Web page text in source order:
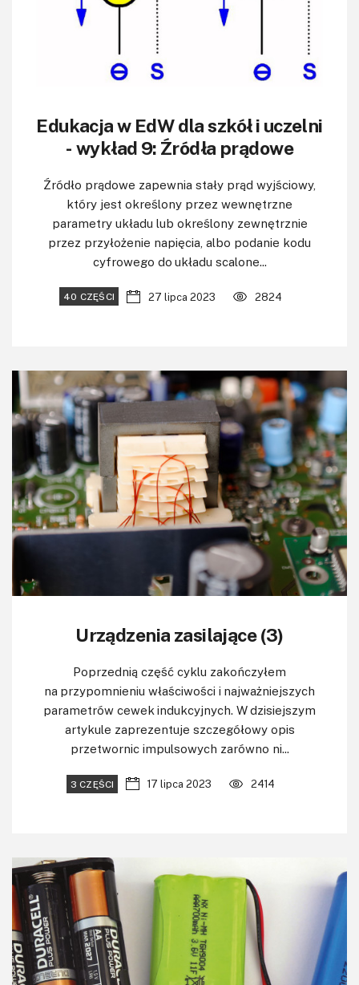
Edukacja w EdW dla szkół i uczelni
- wykład 9: Źródła prądowe
Źródło prądowe zapewnia stały prąd wyjściowy,
który jest określony przez wewnętrzne
parametry układu lub określony zewnętrznie
przez przyłożenie napięcia, albo podanie kodu
cyfrowego do układu scalone...
40 CZĘŚCI 27 lipca 2023 2824
Urządzenia zasilające (3)
Poprzednią część cyklu zakończyłem
na przypomnieniu właściwości i najważniejszych
parametrów cewek indukcyjnych. W dzisiejszym
artykule zaprezentuje szczegółowy opis
przetwornic impulsowych zarówno ni...
3 CZĘŚCI 17 lipca 2023 2414